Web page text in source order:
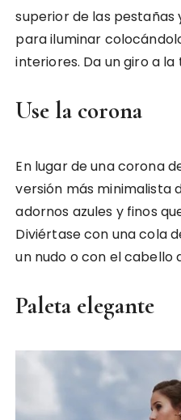
superior de las pestañas
para iluminar
interiores. Da un giro a
Use la corona
En lugar de una corona
versión más minimalista
adornos azules y finos
Diviértase con una cola
un nudo o con el cabello
Paleta elegante